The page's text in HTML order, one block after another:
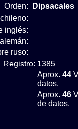
Orden:
Dipsacales
inglés:
ruso:
Registro: 1385
Aprox. 44
datos.
Aprox. 46
de datos.